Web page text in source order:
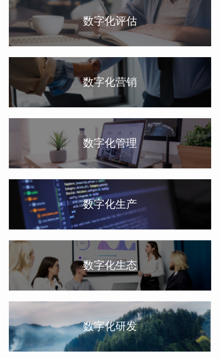
数字化评估
数字化营销
数字化管理
数字化生产
数字化生态
数字化研发